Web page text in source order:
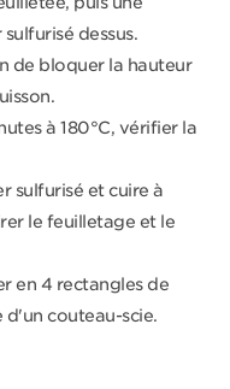
dessus.
de bloquer la hauteur
à 180°C, vérifier la
sulfurisé et cuire à
le feuilletage et le
en 4 rectangles de
d'un couteau-scie.